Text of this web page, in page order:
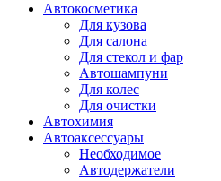
Автокосметика
Для кузова
Для салона
Для стекол и фар
Автошампуни
Для колес
Для очистки
Автохимия
Автоаксессуары
Необходимое
Автодержатели